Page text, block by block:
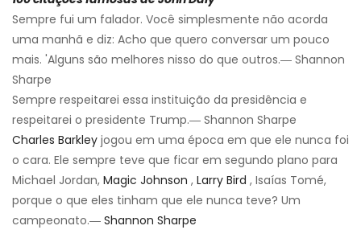
Sempre fui um falador. Você simplesmente não acorda
uma manhã e diz: Acho que quero conversar um pouco
mais. 'Alguns são melhores nisso do que outros.― Shannon
Sharpe
Sempre respeitarei essa instituição da presidência e
respeitarei o presidente Trump.― Shannon Sharpe
Charles Barkley jogou em uma época em que ele nunca foi
o cara. Ele sempre teve que ficar em segundo plano para
Michael Jordan, Magic Johnson , Larry Bird , Isaías Tomé,
porque o que eles tinham que ele nunca teve? Um
campeonato.― Shannon Sharpe